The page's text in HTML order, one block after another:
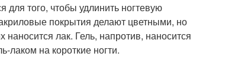
для того, чтобы удлинить ногтевую
покрытия делают цветными, но
лак. Гель, напротив, наносится
лаком на короткие ногти.